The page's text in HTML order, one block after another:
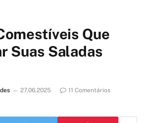
Que
Suas Saladas
27.06.2025
11 Comentários